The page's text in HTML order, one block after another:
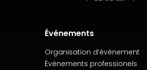
Événements
Organisation d’événement
Événements professionels